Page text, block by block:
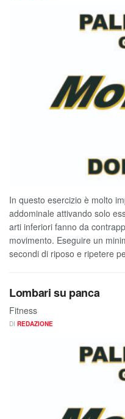
In questo esercizio è molto
addominale attivando solo
arti inferiori fanno da
movimento. Eseguire un
secondi di riposo e ripetere
Lombari su panca
Fitness
DI REDAZIONE